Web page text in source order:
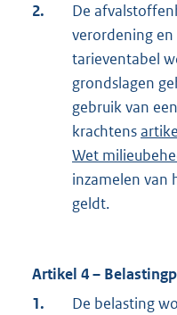
2.
De
verordening
tarieventabel
grondslagen
gebruik van
krachtens
Wet
inzamelen van
geldt.
Artikel 4 –
1.
De belasting